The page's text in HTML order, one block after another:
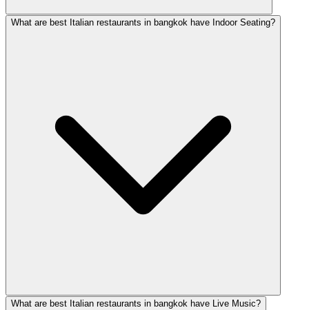
What are best Italian restaurants in bangkok have Indoor Seating?
What are best Italian restaurants in bangkok have Live Music?